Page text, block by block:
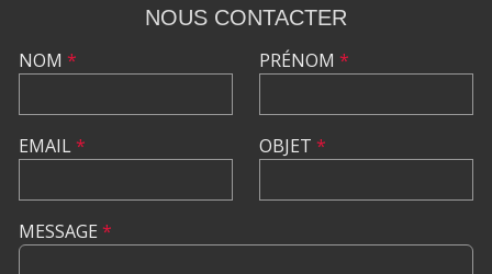
NOUS CONTACTER
NOM *
EMAIL*
PRÉNOM *
OBJET *
MESSAGE *